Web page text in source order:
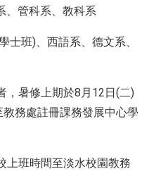
、管科系、教科系
士班)、西語系、德文系、
，暑修上期於8月12日(二)
務處註冊課務發展中心學
上班時間至淡水校園教務